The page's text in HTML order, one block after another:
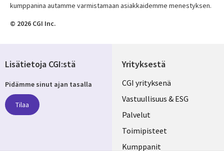
kumppanina autamme varmistamaan asiakkaidemme menestyksen.
© 2026 CGI Inc.
Yrityksestä
Useful
links
FINLAND
CGI yrityksenä
Vastuullisuus & ESG
Palvelut
Toimipisteet
Kumppanit
Lisätietoja CGI:stä
Pidämme sinut ajan tasalla
Tilaa